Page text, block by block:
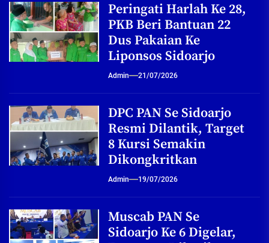
Peringati Harlah Ke 28,
PKB Beri Bantuan 22
Dus Pakaian Ke
Liponsos Sidoarjo
Admin 21/07/2026
DPC PAN Se Sidoarjo
Resmi Dilantik, Target
8 Kursi Semakin
Dikongkritkan
Admin 19/07/2026
Muscab PAN Se
Sidoarjo Ke 6 Digelar,